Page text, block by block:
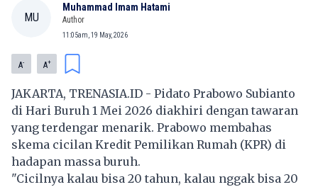
MU
Muhammad Imam Hatami
Author
11:05am, 19 May, 2026
A- A+
JAKARTA, TRENASIA.ID - Pidato Prabowo Subianto
di Hari Buruh 1 Mei 2026 diakhiri dengan tawaran
yang terdengar menarik. Prabowo membahas
skema cicilan Kredit Pemilikan Rumah (KPR) di
hadapan massa buruh.
"Cicilnya kalau bisa 20 tahun, kalau nggak bisa 20